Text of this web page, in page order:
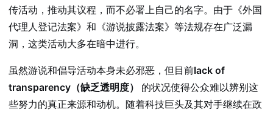
传活动，推动其议程，而不必署上自己的名字。由于《外国
代理人登记法案》和《游说披露法案》等法规存在广泛漏
洞，这类活动大多在暗中进行。
虽然游说和倡导活动本身未必邪恶，但目前lack of
transparency（缺乏透明度）
的状况使得公众难以辨别这
些努力的真正来源和动机。随着科技巨头及其对手继续在政